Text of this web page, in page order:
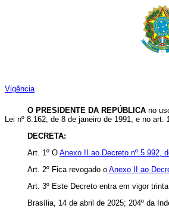
Vigência
O PRESIDENTE DA REPÚBLICAno
Lei nº 8.162, de 8 de janeiro de 1991, e no
DECRETA:
Art. 1º O Anexo II ao Decreto nº 5.992,
Art. 2º Fica revogado o Anexo II ao
Art. 3º Este Decreto entra em vigor
Brasília, 14 de abril de 2025; 204º da